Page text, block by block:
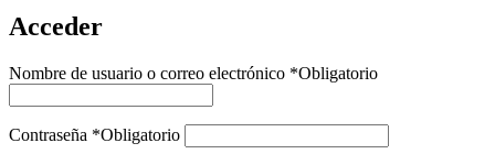
Acceder
Nombre de usuario o correo electrónico *Obligatorio
Contraseña *Obligatorio